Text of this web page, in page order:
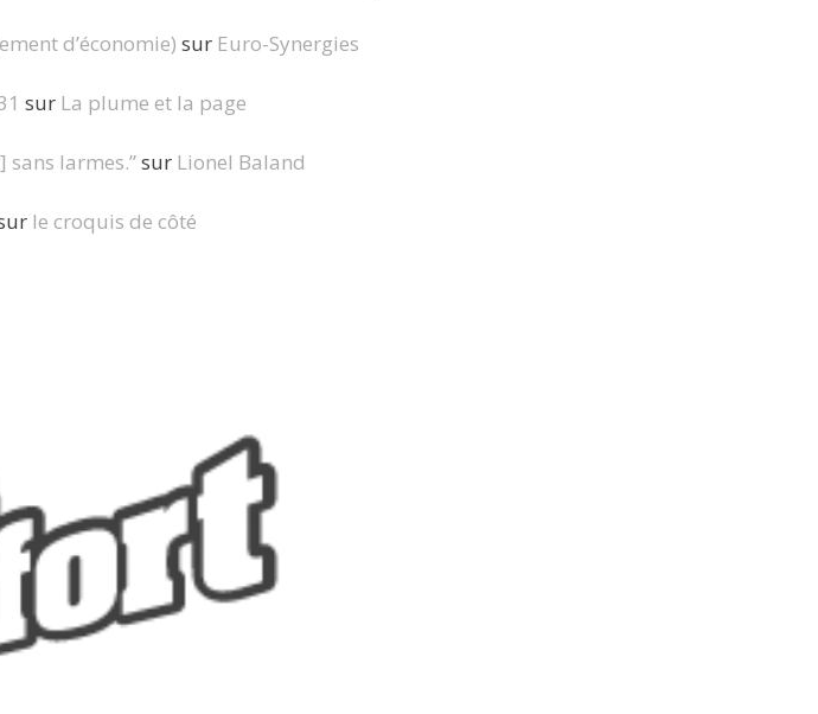
d’économie) sur Euro-Synergies
sur La plume et la page
larmes.”sur Lionel Baland
le croquis de côté